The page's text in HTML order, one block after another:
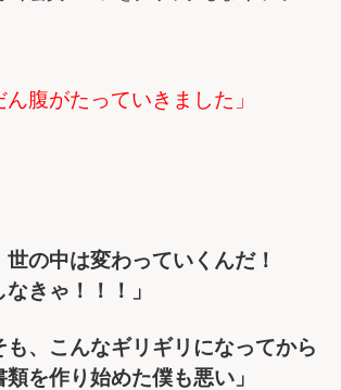
ん腹がたっていきました」
世の中は変わっていくんだ！
きゃ！！！」
も、こんなギリギリになってから
を作り始めた僕も悪い」